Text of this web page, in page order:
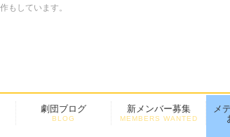
もしています。
劇団ブログ
BLOG
新メンバー募集
MEMBERS WANTED
メ